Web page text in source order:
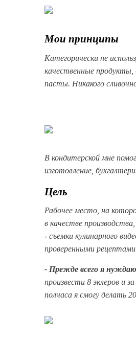
Мои принципы
Категорически не
качественные продукты,
пасты. Никакого
В кондитерской мне
изготовление,
Цель
Рабочее место, на
в качестве
- съемки кулинарного
проверенными
- Прежде всего я
произвести 8 эклеров и
полчаса я смогу делать